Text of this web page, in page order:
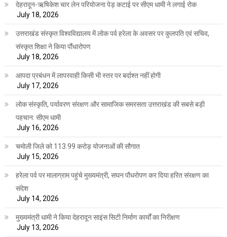
देहरादून-ऋषिकेश चार लेन परियोजना पेड़ कटाई पर सीएम धामी ने लगाई रोक
July 18, 2026
उत्तराखंड संस्कृत विश्वविद्यालय में लोक पर्व हरेला के अवसर पर कुलपति एवं सचिव,
संस्कृत शिक्षा ने किया पौंधारोपण
July 18, 2026
आपदा प्रबंधन में लापरवाही किसी भी स्तर पर बर्दाश्त नहीं होगी
July 17, 2026
लोक संस्कृति, पर्यावरण संरक्षण और सामाजिक समरसता उत्तराखंड की सबसे बड़ी
पहचान: सीएम धामी
July 16, 2026
चमोली जिले को 113.99 करोड़ योजनाओं की सौगात
July 15, 2026
हरेला पर्व पर मालाग्राम पहुंचे मुख्यमंत्री, सघन पौधरोपण कर दिया हरित संरक्षण का
संदेश
July 14, 2026
मुख्यमंत्री धामी ने किया देहरादून साइंस सिटी निर्माण कार्यों का निरीक्षण
July 13, 2026